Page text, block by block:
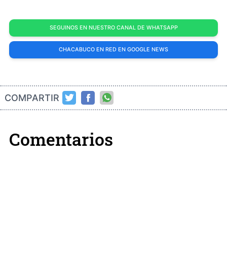
SEGUINOS EN NUESTRO CANAL DE WHATSAPP
CHACABUCO EN RED EN GOOGLE NEWS
COMPARTIR
Comentarios